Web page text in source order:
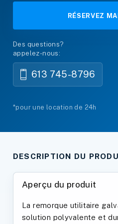
RÉSERVEZ
Des questions?
appelez-nous:
613 745-8796
*pour une location de 24h
DESCRIPTION DU
Aperçu du produit
La remorque utilitaire
solution polyvalente et